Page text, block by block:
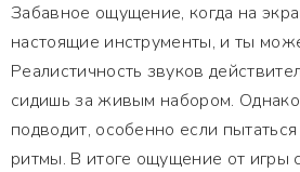
Забавное ощущение, когда на
настоящие инструменты, и ты
Реалистичность звуков
сидишь за живым набором.
подводит, особенно если
ритмы. В итоге ощущение от игры